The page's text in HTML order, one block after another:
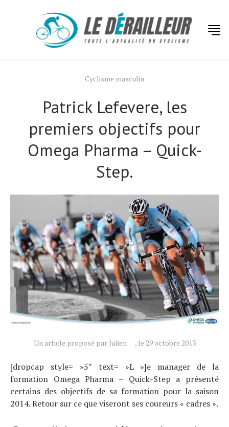
Cyclisme masculin
Patrick Lefevere, les
premiers objectifs pour
Omega Pharma – Quick-
Step.
Un article proposé par Julien , le 29 octobre 2013
[dropcap style= »5″ text= »L »]e manager de la
formation Omega Pharma – Quick-Step a présenté
certains des objectifs de sa formation pour la saison
2014. Retour sur ce que viseront ses coureurs « cadres ».